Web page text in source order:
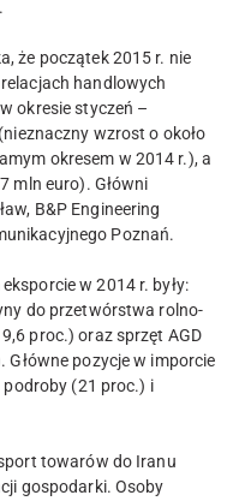
że początek 2015 r. nie
handlowych
okresie styczeń –
wzrost o około
okresem w 2014 r.), a
mln euro). Główni
B&P Engineering
Poznań.
w 2014 r. były:
do przetwórstwa rolno-
proc.) oraz sprzęt AGD
Główne pozycje w imporcie
(21 proc.) i
towarów do Iranu
gospodarki. Osoby